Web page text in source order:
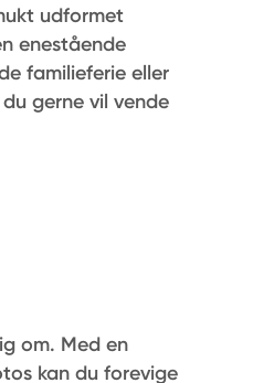
udformet
enestående
familieferie eller
gerne vil vende
om. Med en
kan du forevige